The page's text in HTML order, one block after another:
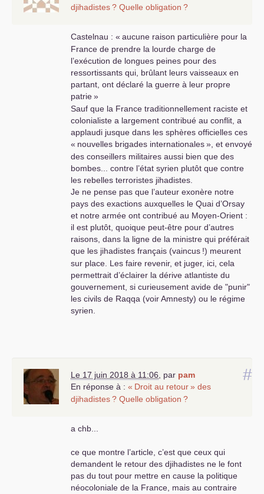
djihadistes? Quelle obligation ?
Castelnau : « aucune raison particulière pour la
France de prendre la lourde charge de
l’exécution de longues peines pour des
ressortissants qui, brûlant leurs vaisseaux en
partant, ont déclaré la guerre à leur propre
patrie»
Sauf que la France traditionnellement raciste et
colonialiste a largement contribué au conflit, a
applaudi jusque dans les sphères officielles ces
« nouvelles brigades internationales», et envoyé
des conseillers militaires aussi bien que des
bombes... contre l’état syrien plutôt que contre
les rebelles terroristes jihadistes.
Je ne pense pas que l’auteur exonère notre
pays des exactions auxquelles le Quai d’Orsay
et notre armée ont contribué au Moyen-Orient :
il est plutôt, quoique peut-être pour d’autres
raisons, dans la ligne de la ministre qui préférait
que les jihadistes français (vaincus !) meurent
sur place. Les faire revenir, et juger, ici, cela
permettrait d’éclairer la dérive atlantiste du
gouvernement, si curieusement avide de "punir"
les civils de Raqqa (voir Amnesty) ou le régime
syrien.
#
Le 17 juin 2018 à 11:06 par pam
En réponse à : « Droit au retour» des
djihadistes? Quelle obligation ?
a chb...
ce que montre l’article, c’est que ceux qui
demandent le retour des djihadistes ne le font
pas du tout pour mettre en cause la politique
néocoloniale de la France, mais au contraire